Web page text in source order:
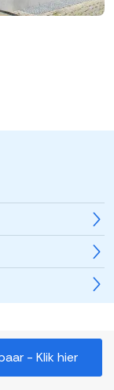
- Klik hier